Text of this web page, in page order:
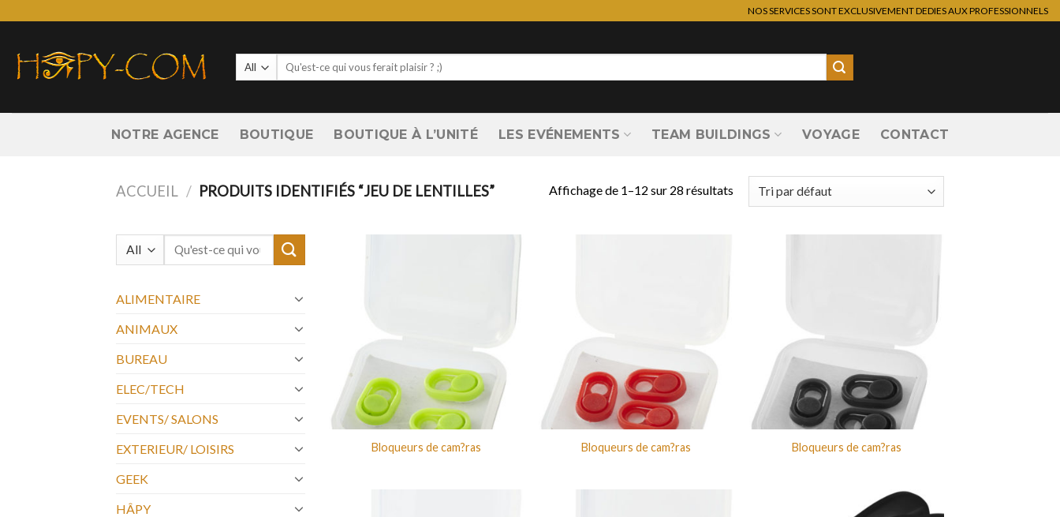
NOS SERVICES SONT EXCLUSIVEMENT DEDIES AUX PROFESSIONNELS
Recherche
pour :
NOTRE AGENCE BOUTIQUE BOUTIQUE À L’UNITÉ LES EVÉNEMENTS TEAM BUILDINGS VOYAGE CONTACT
ACCUEIL / PRODUITS IDENTIFIÉS “JEU DE LENTILLES” Affichage de 1–12 sur 28 résultats
Recherche
pour :
ALIMENTAIRE
ANIMAUX
BUREAU
ELEC/TECH
EVENTS/ SALONS
EXTERIEUR/ LOISIRS
GEEK
HÂPY
Bloqueurs de cam?ras Bloqueurs de cam?ras Bloqueurs de cam?ras